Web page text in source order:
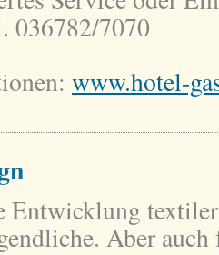
036782/7070
www.hotel-
Aber